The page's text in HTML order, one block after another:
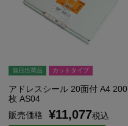
当日出荷品 カットタイプ
アドレスシール 20面付 A4 200
枚 AS04
販売価格
¥11,077税込